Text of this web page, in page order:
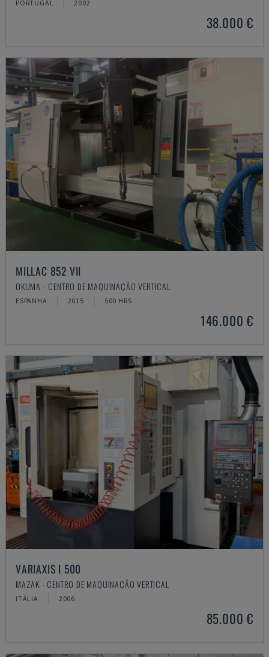
PORTUGAL 2002
38.000 €
MILLAC 852 VII
OKUMA - CENTRO DE MAQUINAÇÃO VERTICAL
ESPANHA 2015 500 HRS
146.000 €
VARIAXIS I 500
MAZAK - CENTRO DE MAQUINAÇÃO VERTICAL
ITÁLIA 2006
85.000 €